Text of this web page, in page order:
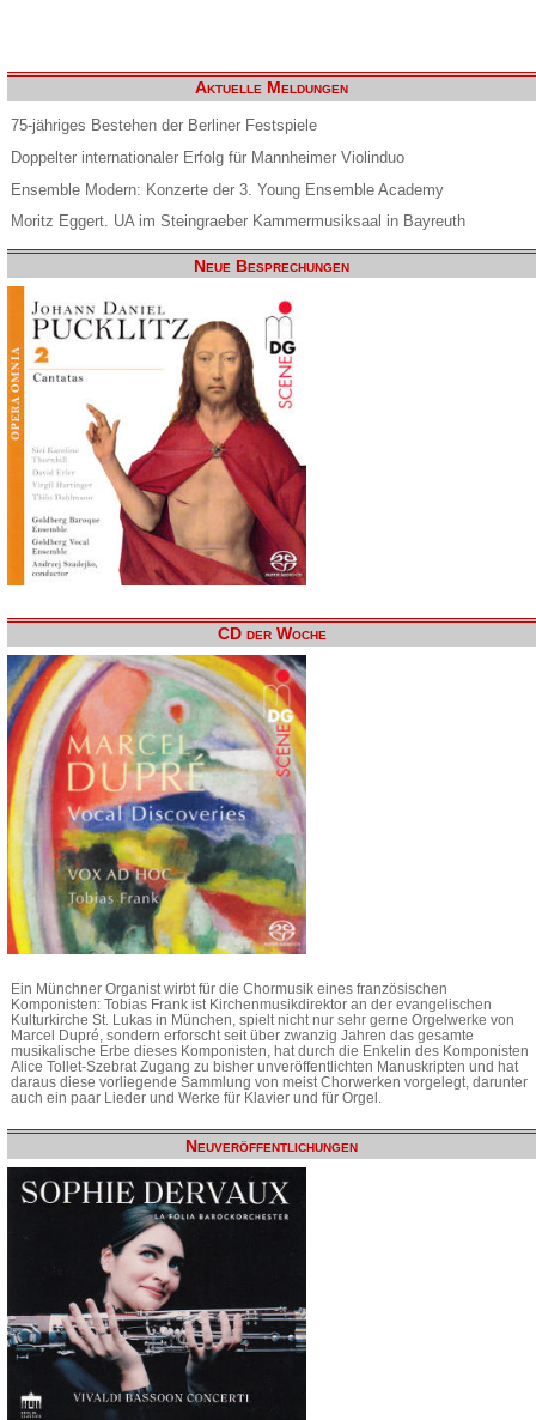
Aktuelle Meldungen
75-jähriges Bestehen der Berliner Festspiele
Doppelter internationaler Erfolg für Mannheimer Violinduo
Ensemble Modern: Konzerte der 3. Young Ensemble Academy
Moritz Eggert. UA im Steingraeber Kammermusiksaal in Bayreuth
Neue Besprechungen
CD der Woche
Ein Münchner Organist wirbt für die Chormusik eines französischen
Komponisten: Tobias Frank ist Kirchenmusikdirektor an der evangelischen
Kulturkirche St. Lukas in München, spielt nicht nur sehr gerne Orgelwerke von
Marcel Dupré, sondern erforscht seit über zwanzig Jahren das gesamte
musikalische Erbe dieses Komponisten, hat durch die Enkelin des Komponisten
Alice Tollet-Szebrat Zugang zu bisher unveröffentlichten Manuskripten und hat
daraus diese vorliegende Sammlung von meist Chorwerken vorgelegt, darunter
auch ein paar Lieder und Werke für Klavier und für Orgel.
Neuveröffentlichungen